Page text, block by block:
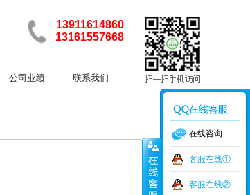
13911614860
13161557668
公司业绩 联系我们
在线咨询
客服在线①
客服在线②